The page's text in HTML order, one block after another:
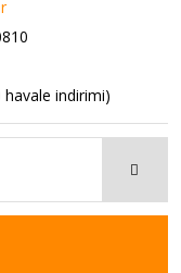
havale indirimi)